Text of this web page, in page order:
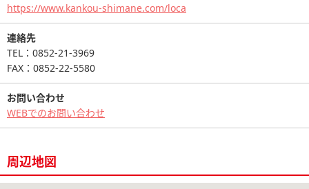
https://www.kankou-shimane.com/loca
連絡先
TEL：0852-21-3969
FAX：0852-22-5580
お問い合わせ
WEBでのお問い合わせ
周辺地図